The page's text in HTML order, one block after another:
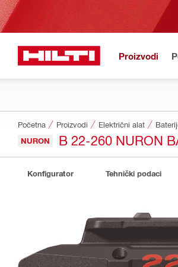
Proizvodi
Početna Proizvodi Električni alat
NURON B 22-260 NURON
Konfigurator Tehnički podaci